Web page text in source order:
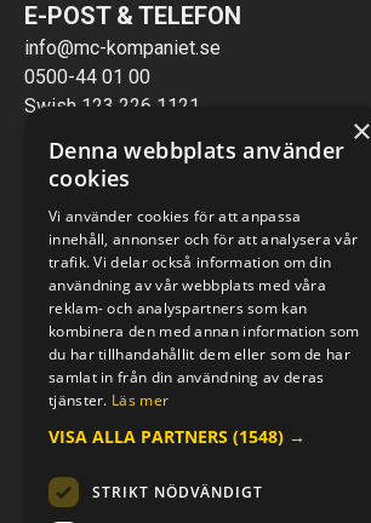
E-POST & TELEFON
info@mc-kompaniet.se
0500-44 01 00
Swish 123 226 1121
VERKSTAD
ÖPPETTIDER
Måndag - Torsdag
Lunchstängt
Fredagar
Telefontider
E-POST & TELEFON
verkstaden@mc-kompaniet.se
0500-44 01 00
×
Denna webbplats använder
cookies
Vi använder cookies för att anpassa
innehåll, annonser och för att analysera vår
trafik. Vi delar också information om din
användning av vår webbplats med våra
reklam- och analyspartners som kan
kombinera den med annan information som
du har tillhandahållit dem eller som de har
samlat in från din användning av deras
tjänster. Läs mer
VISA ALLA PARTNERS (1548) →
STRIKT NÖDVÄNDIGT